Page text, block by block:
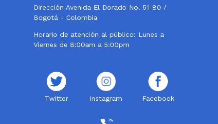
Dirección Avenida El Dorado No. 51-80 /
Bogotá - Colombia
Horario de atención al público: Lunes a
Viernes de 8:00am a 5:00pm
Twitter Instagram Facebook